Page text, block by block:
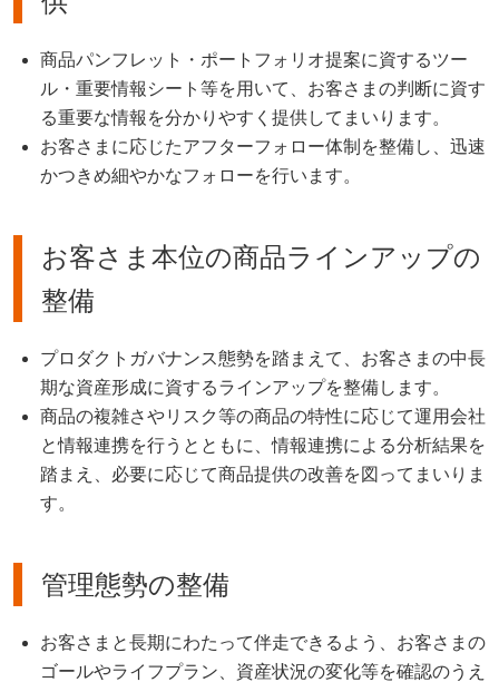
商品パンフレット・ポートフォリオ提案に資するツー
ル・重要情報シート等を⽤いて、お客さまの判断に資す
る重要な情報を分かりやすく提供してまいります。
お客さまに応じたアフターフォロー体制を整備し、迅速
かつきめ細やかなフォローを行います。
お客さま本位の商品ラインアップの
整備
プロダクトガバナンス態勢を踏まえて、お客さまの中長
期な資産形成に資するラインアップを整備します。
商品の複雑さやリスク等の商品の特性に応じて運用会社
と情報連携を行うとともに、情報連携による分析結果を
踏まえ、必要に応じて商品提供の改善を図ってまいりま
す。
管理態勢の整備
お客さまと長期にわたって伴走できるよう、お客さまの
ゴールやライフプラン、資産状況の変化等を確認のうえ